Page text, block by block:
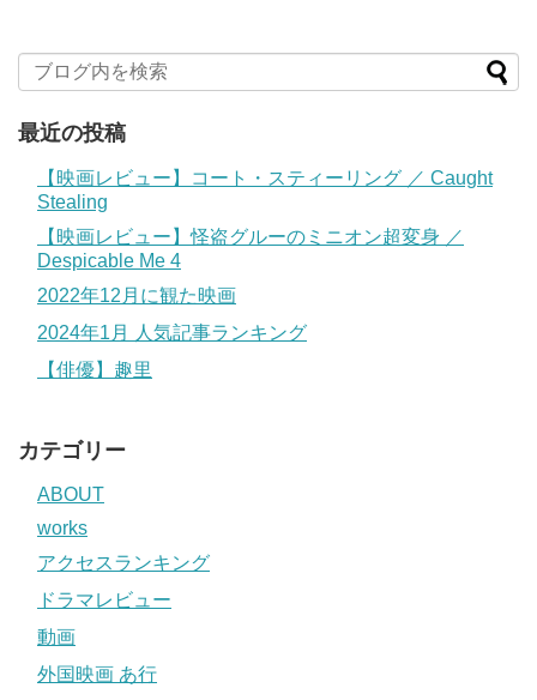
最近の投稿
【映画レビュー】コート・スティーリング ／ Caught
Stealing
【映画レビュー】怪盗グルーのミニオン超変身 ／
Despicable Me 4
2022年12月に観た映画
2024年1月 人気記事ランキング
【俳優】趣里
カテゴリー
ABOUT
works
アクセスランキング
ドラマレビュー
動画
外国映画 あ行